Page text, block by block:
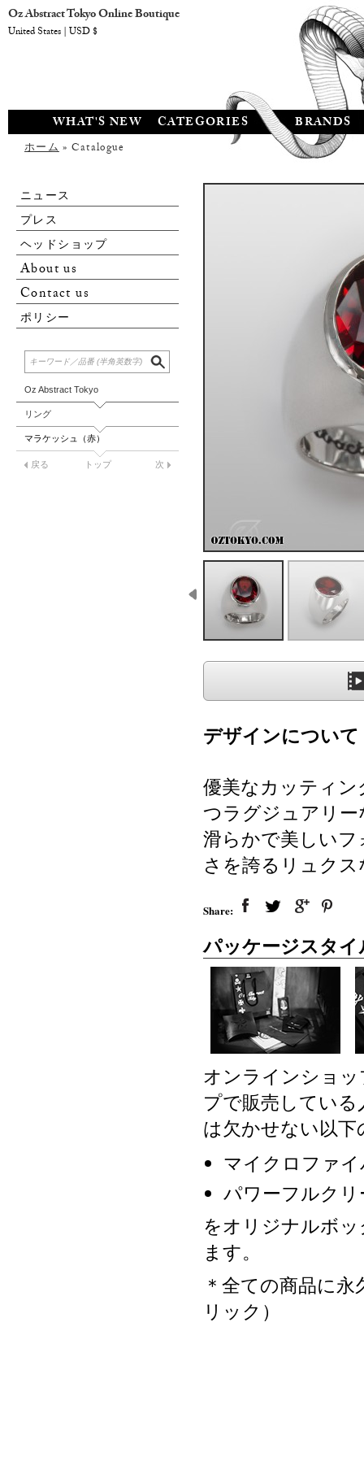
WHAT'S NEW CATEGORIES BRANDS
ホーム» Catalogue
ニュース
プレス
ヘッドショップ
About us
Contact us
ポリシー
Oz Abstract Tokyo
リング
マラケッシュ（赤）
戻る トップ 次
デザインについて
優美なカッティ
つラグジュアリ
滑らかで美しい
さを誇るリュク
Share:
パッケージスタ
オンラインショ
プで販売してい
は欠かせない以
マイクロファ
パワーフルク
をオリジナルボ
ます。
＊全ての商品に
リック）
Oz Abstract Tokyo Online Boutique
United States | USD $